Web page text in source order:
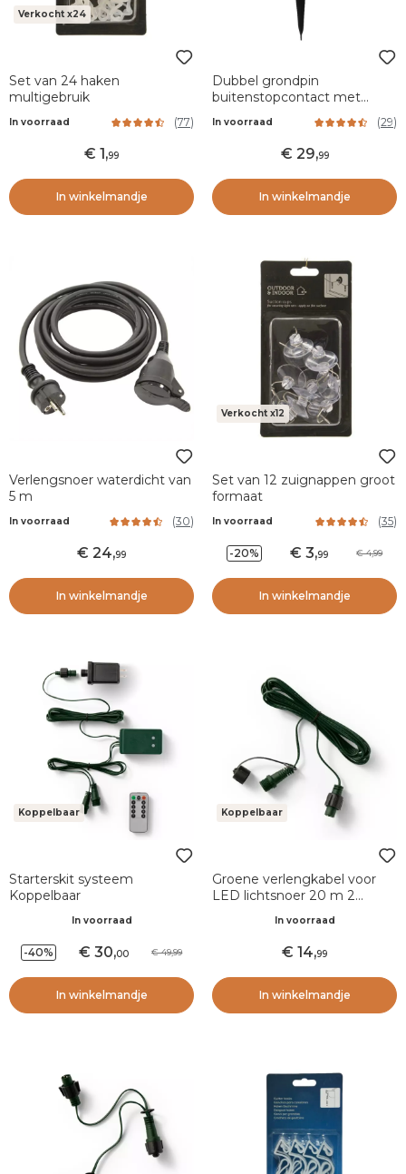
Verkocht x24
Set van 24 haken
multigebruik
In voorraad (77)
1,99
In winkelmandje
Dubbel grondpin
buitenstopcontact met
In voorraad (29)
29,99
In winkelmandje
Verlengsnoer waterdicht van
5 m
In voorraad (30)
24,99
In winkelmandje
Verkocht x12
Set van 12 zuignappen groot
formaat
In voorraad (35)
-20% 3,99 4,99
In winkelmandje
Koppelbaar
Starterskit systeem
Koppelbaar
In voorraad
-40% 30,00 49,99
In winkelmandje
Koppelbaar
Groene verlengkabel voor
LED lichtsnoer 20 m 2
KoppelbaarIn voorraad
14,99
In winkelmandje